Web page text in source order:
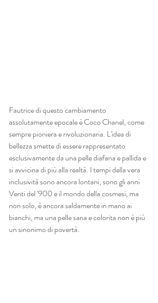
Fautrice di questo cambiamento
assolutamente epocale è Coco Chanel, come
sempre pioniera e rivoluzionaria. L'idea di
bellezza smette di essere rappresentato
esclusivamente da una pelle diafana e pallida e
si avvicina di più alla realtà. I tempi della vera
inclusività sono ancora lontani, sono gli anni
Venti del '900 e il mondo della cosmesi, ma
non solo, è ancora saldamente in mano ai
bianchi, ma una pelle sana e colorita non è più
un sinonimo di povertà.